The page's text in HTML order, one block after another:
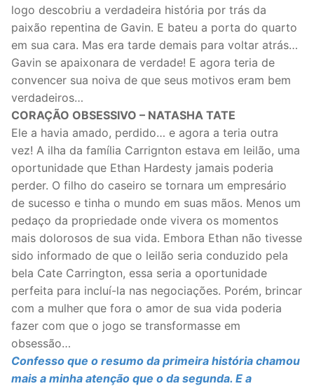
logo descobriu a verdadeira história por trás da
paixão repentina de Gavin. E bateu a porta do quarto
em sua cara. Mas era tarde demais para voltar atrás…
Gavin se apaixonara de verdade! E agora teria de
convencer sua noiva de que seus motivos eram bem
verdadeiros…
CORAÇÃO OBSESSIVO – NATASHA TATE
Ele a havia amado, perdido… e agora a teria outra
vez! A ilha da família Carrignton estava em leilão, uma
oportunidade que Ethan Hardesty jamais poderia
perder. O filho do caseiro se tornara um empresário
de sucesso e tinha o mundo em suas mãos. Menos um
pedaço da propriedade onde vivera os momentos
mais dolorosos de sua vida. Embora Ethan não tivesse
sido informado de que o leilão seria conduzido pela
bela Cate Carrington, essa seria a oportunidade
perfeita para incluí-la nas negociações. Porém, brincar
com a mulher que fora o amor de sua vida poderia
fazer com que o jogo se transformasse em
obsessão…
Confesso que o resumo da primeira história chamou
mais a minha atenção que o da segunda. E a